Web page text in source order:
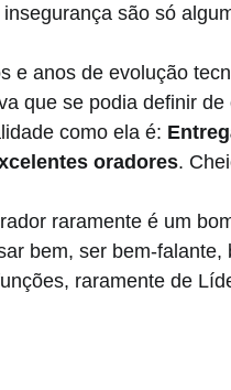
são só
e anos de evolução
que se podia definir
como ela é:
oradores.
raramente é um
bem, ser bem-
raramente de